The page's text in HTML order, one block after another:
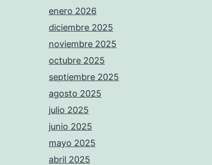
enero 2026
diciembre 2025
noviembre 2025
octubre 2025
septiembre 2025
agosto 2025
julio 2025
junio 2025
mayo 2025
abril 2025